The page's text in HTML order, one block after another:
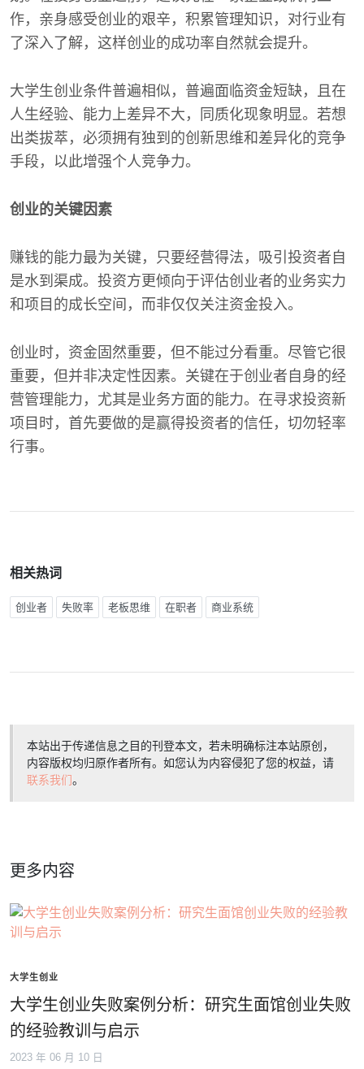
作，亲身感受创业的艰辛，积累管理知识，对行业有
了深入了解，这样创业的成功率自然就会提升。
大学生创业条件普遍相似，普遍面临资金短缺，且在
人生经验、能力上差异不大，同质化现象明显。若想
出类拔萃，必须拥有独到的创新思维和差异化的竞争
手段，以此增强个人竞争力。
创业的关键因素
赚钱的能力最为关键，只要经营得法，吸引投资者自
是水到渠成。投资方更倾向于评估创业者的业务实力
和项目的成长空间，而非仅仅关注资金投入。
创业时，资金固然重要，但不能过分看重。尽管它很
重要，但并非决定性因素。关键在于创业者自身的经
营管理能力，尤其是业务方面的能力。在寻求投资新
项目时，首先要做的是赢得投资者的信任，切勿轻率
行事。
相关热词
创业者 失败率 老板思维 在职者 商业系统
本站出于传递信息之目的刊登本文，若未明确标注本站原创，
内容版权均归原作者所有。如您认为内容侵犯了您的权益，请
联系我们。
更多内容
大学生创业
大学生创业失败案例分析：研究生面馆创业失败
的经验教训与启示
2023 年 06 月 10 日